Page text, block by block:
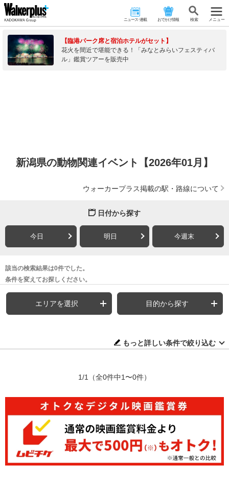
ニュース･連載 おでかけ情報 検 索 メニュー
【臨港パーク席と宿泊ホテルがセット】
花火を間近で堪能できる！「みなとみらいフェスティバ
ル」鑑賞ツアーを販売中
新潟県の動物関連イベント【2026年01月】
ウォーカープラス掲載の駅・路線について
日付から探す
今日 明日 今週末
該当の検索結果は0件でした。
条件を変えてお探しください。
エリアを選択 目的から探す
もっと詳しい条件で絞り込む
1/1 （全0件中1〜0件）